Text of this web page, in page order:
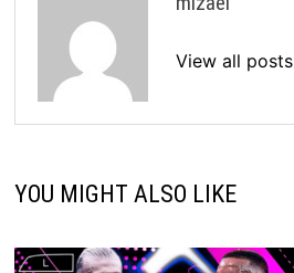
View all
YOU MIGHT ALSO LIKE